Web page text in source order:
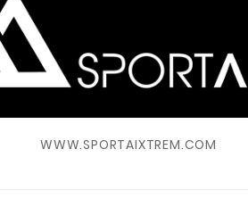
WWW.SPORTAIXTREM.COM